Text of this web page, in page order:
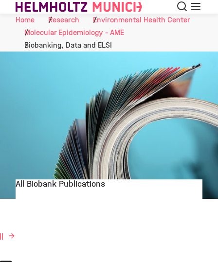
Skip to Content Search
Menu
Home
Research
Environmental Health Center
Molecular Epidemiology - AME
Biobanking, Data and ELSI
All Biobank Publications